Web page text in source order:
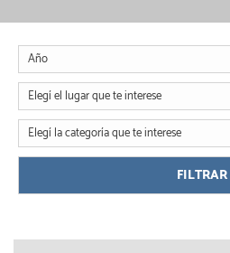
Año
Elegí el lugar que te interese
Elegí la categoría que te interese